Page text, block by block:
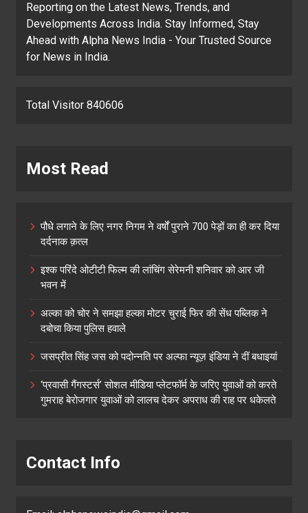
Reporting on the Latest News, Trends, and
Developments Across India. Stay Informed, Stay
Ahead with Alpha News India - Your Trusted Source
for News in India.
Total Visitor 840606
Most Read
पौधे लगाने के लिए नगर निगम ने वर्षों पुराने 700 पेड़ों का ही कर दिया
दर्दनाक क़त्ल
इश्क परिंदे ओटीटी फिल्म की लांचिंग सेरेमनी शनिवार को आर जी
भवन में
अल्का को चोर ने समझा हल्का मोटर चुराई फिर की सेंध पब्लिक ने
दबोचा किया पुलिस हवाले
जसप्रीत सिंह जस को पदोन्नति पर अल्फा न्यूज़ इंडिया ने दीं बधाइयां
‘प्रवासी गैंगस्टर्स’ सोशल मीडिया प्लेटफॉर्म के जरिए युवाओं को करते
गुमराह बेरोजगार युवाओं को लालच देकर अपराध की राह पर धकेलते
Contact Info